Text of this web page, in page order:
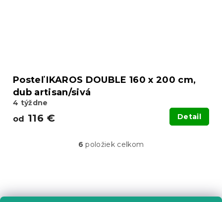
Posteľ IKAROS DOUBLE 160 x 200 cm,
dub artisan/sivá
4 týždne
od 116 € Detail
O
a
6 položiek celkom
á